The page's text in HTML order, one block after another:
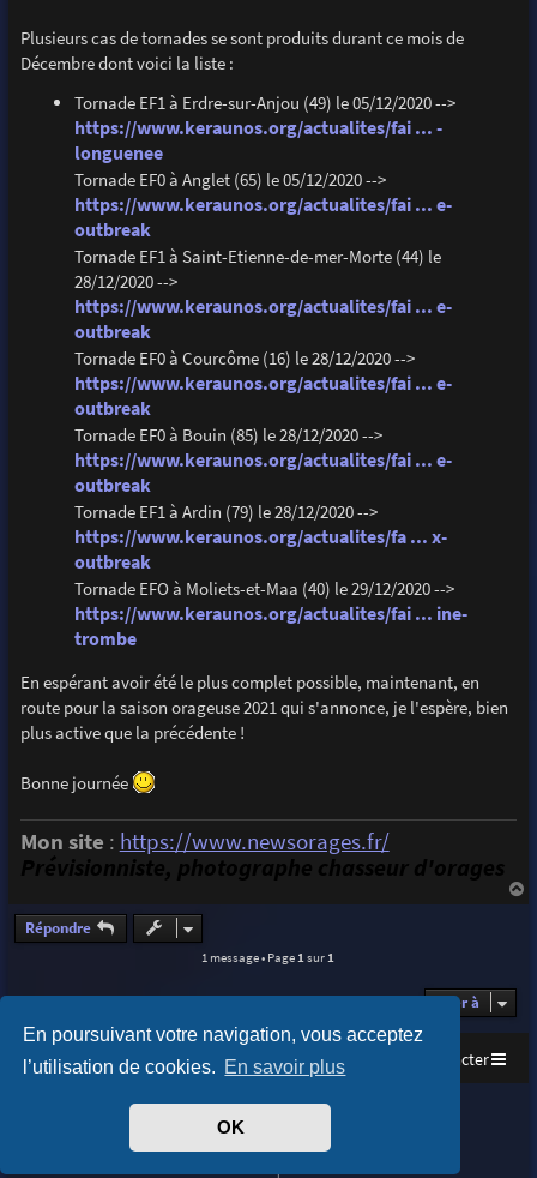
En poursuivant votre navigation, vous acceptez
l’utilisation de cookies. En savoir plus
OK
Plusieurs cas de tornades se sont produits durant ce mois de
Décembre dont voici la liste :
Tornade EF1 à Erdre-sur-Anjou (49) le 05/12/2020 -->
https://www.keraunos.org/actualites/fai ... -
longuenee
Tornade EF0 à Anglet (65) le 05/12/2020 -->
https://www.keraunos.org/actualites/fai ... e-
outbreak
Tornade EF1 à Saint-Etienne-de-mer-Morte (44) le
28/12/2020 -->
https://www.keraunos.org/actualites/fai ... e-
outbreak
Tornade EF0 à Courcôme (16) le 28/12/2020 -->
https://www.keraunos.org/actualites/fai ... e-
outbreak
Tornade EF0 à Bouin (85) le 28/12/2020 -->
https://www.keraunos.org/actualites/fai ... e-
outbreak
Tornade EF1 à Ardin (79) le 28/12/2020 -->
https://www.keraunos.org/actualites/fa ... x-
outbreak
Tornade EFO à Moliets-et-Maa (40) le 29/12/2020 -->
https://www.keraunos.org/actualites/fai ... ine-
trombe
En espérant avoir été le plus complet possible, maintenant, en
route pour la saison orageuse 2021 qui s'annonce, je l'espère, bien
plus active que la précédente !
Bonne journée
Mon site : https://www.newsorages.fr/
Prévisionniste, photographe chasseur d'orages
a
Répondre
1 message • Page1sur1
Aller à
Accueil Index du forum Nous contacter
Purplexion style byIan Bradley
phpBB® Forum Software © phpBB Limited
Traduit parphpBB-fr.com